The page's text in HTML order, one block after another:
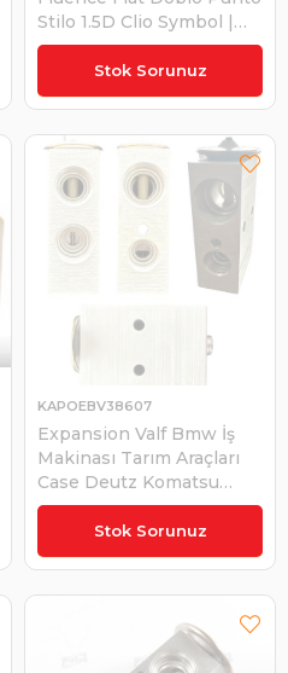
Stok Sorunuz
Stilo 1.5D Clio Symbol |
KAPO EBV38675
Stok Sorunuz
Expansion Valf Bmw İş
Makinası Tarım Araçları
Case Deutz Komatsu
Valtra Bobcat Jcb | KAPO
EBV38607
KAPOEBV38607